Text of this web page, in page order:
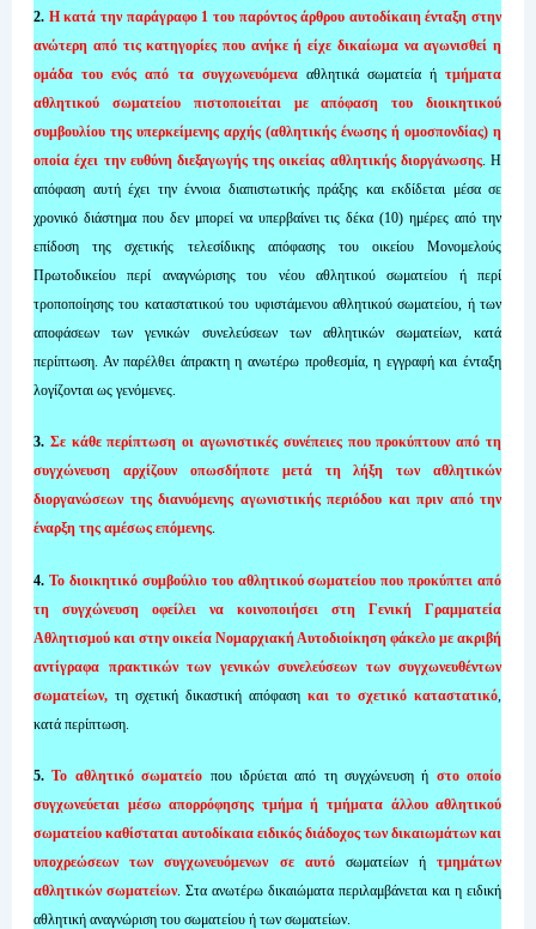
2. Η κατά την παράγραφο 1 του παρόντος άρθρου αυτοδίκαιη ένταξη στην
ανώτερη από τις κατηγορίες που ανήκε ή είχε δικαίωμα να αγωνισθεί η
ομάδα του ενός από τα συγχωνευόμενα αθλητικά σωματεία ή τμήματα
αθλητικού σωματείου πιστοποιείται με απόφαση του διοικητικού
συμβουλίου της υπερκείμενης αρχής (αθλητικής ένωσης ή ομοσπονδίας) η
οποία έχει την ευθύνη διεξαγωγής της οικείας αθλητικής διοργάνωσης. Η
απόφαση αυτή έχει την έννοια διαπιστωτικής πράξης και εκδίδεται μέσα σε
χρονικό διάστημα που δεν μπορεί να υπερβαίνει τις δέκα (10) ημέρες από την
επίδοση της σχετικής τελεσίδικης απόφασης του οικείου Μονομελούς
Πρωτοδικείου περί αναγνώρισης του νέου αθλητικού σωματείου ή περί
τροποποίησης του καταστατικού του υφιστάμενου αθλητικού σωματείου, ή των
αποφάσεων των γενικών συνελεύσεων των αθλητικών σωματείων, κατά
περίπτωση. Αν παρέλθει άπρακτη η ανωτέρω προθεσμία, η εγγραφή και ένταξη
λογίζονται ως γενόμενες.
3. Σε κάθε περίπτωση οι αγωνιστικές συνέπειες που προκύπτουν από τη
συγχώνευση αρχίζουν οπωσδήποτε μετά τη λήξη των αθλητικών
διοργανώσεων της διανυόμενης αγωνιστικής περιόδου και πριν από την
έναρξη της αμέσως επόμενης.
4. Το διοικητικό συμβούλιο του αθλητικού σωματείου που προκύπτει από
τη συγχώνευση οφείλει να κοινοποιήσει στη Γενική Γραμματεία
Αθλητισμού και στην οικεία Νομαρχιακή Αυτοδιοίκηση φάκελο με ακριβή
αντίγραφα πρακτικών των γενικών συνελεύσεων των συγχωνευθέντων
σωματείων,τη σχετική δικαστική απόφαση και το σχετικό καταστατικό
κατά περίπτωση.
5.Το αθλητικό σωματείο που ιδρύεται από τη συγχώνευση ή στο οποίο
συγχωνεύεται μέσω απορρόφησης τμήμα ή τμήματα άλλου αθλητικού
σωματείου καθίσταται αυτοδίκαια ειδικός διάδοχος των δικαιωμάτων και
υποχρεώσεων των συγχωνευόμενων σε αυτό
σωματείων ή
τμημάτων
αθλητικών σωματείων. Στα ανωτέρω δικαιώματα περιλαμβάνεται και η ειδική
αθλητική αναγνώριση του σωματείου ή των σωματείων.